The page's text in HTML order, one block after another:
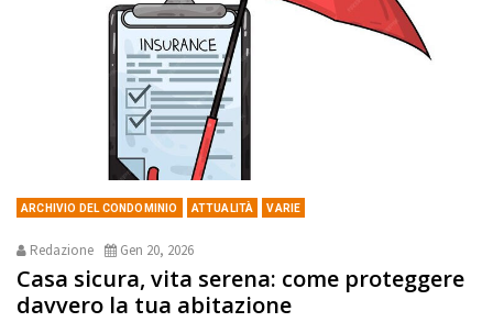
ARCHIVIO DEL CONDOMINIO ATTUALITÀ VARIE
Redazione Gen 20, 2026
Casa sicura, vita serena: come proteggere
davvero la tua abitazione